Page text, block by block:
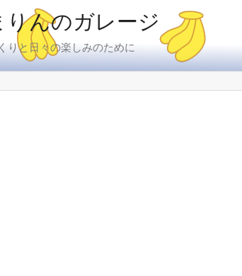
りんのガレージ
りと日々の楽しみのために